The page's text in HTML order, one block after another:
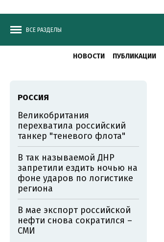
ВСЕ РАЗДЕЛЫ
НОВОСТИ ПУБЛИКАЦИИ
РОССИЯ
Великобритания
перехватила российский
танкер "теневого флота"
В так называемой ДНР
запретили ездить ночью на
фоне ударов по логистике
региона
В мае экспорт российской
нефти снова сократился –
СМИ